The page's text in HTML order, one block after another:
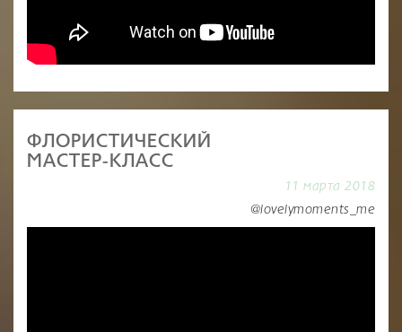
ФЛОРИСТИЧЕСКИЙ
МАСТЕР-КЛАСС
11 марта 2018
@lovelymoments_me